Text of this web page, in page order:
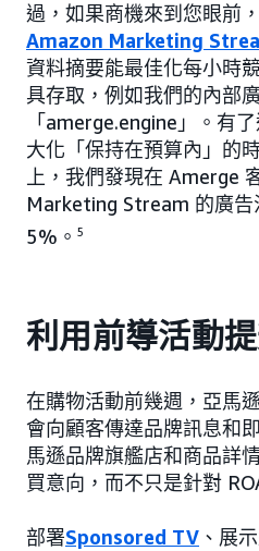
過，如果商機來到您眼前
Amazon Marketing
資料摘要能最佳化每小時
具存取，例如我們的內部
「amerge.engine」。有
大化「保持在預算內」的
上，我們發現在 Amerge
Marketing Stream 的廣告
5%。 5
利用前導活動
在購物活動前幾週，亞馬
會向顧客傳達品牌訊息和
馬遜品牌旗艦店和商品詳
買意向，而不只是針對
部署Sponsored TV 、展